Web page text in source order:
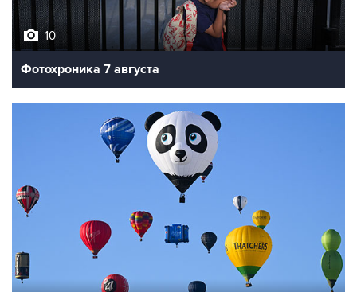
10
Фотохроника 7 августа